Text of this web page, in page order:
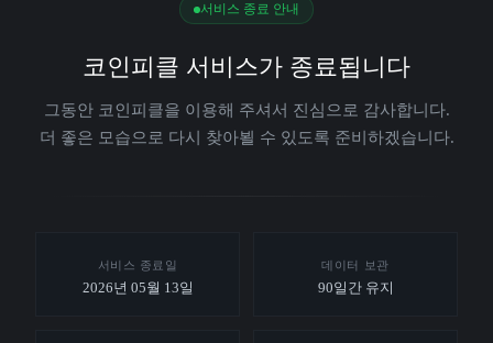
서비스 종료 안내
코인피클 서비스가 종료됩니다
그동안 코인피클을 이용해 주셔서 진심으로 감사합니다.
더 좋은 모습으로 다시 찾아뵐 수 있도록 준비하겠습니다.
서비스 종료일
2026년 05월 13일
데이터 보관
90일간 유지